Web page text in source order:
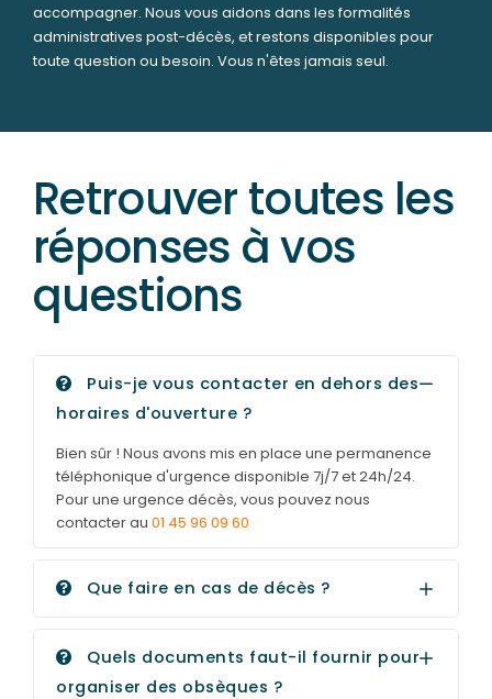
accompagner. Nous vous aidons dans les formalités
administratives post-décès, et restons disponibles pour
toute question ou besoin. Vous n'êtes jamais seul.
Retrouver toutes les
réponses à vos
questions
Puis-je vous contacter en dehors des
horaires d'ouverture ?
Bien sûr ! Nous avons mis en place une permanence
téléphonique d'urgence disponible 7j/7 et 24h/24.
Pour une urgence décès, vous pouvez nous
contacter au 01 45 96 09 60
Que faire en cas de décès ?
Quels documents faut-il fournir pour
organiser des obsèques ?